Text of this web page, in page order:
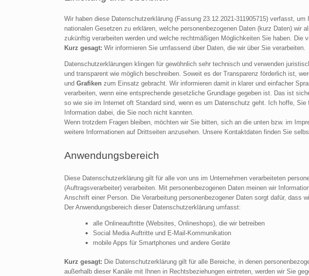
Wir haben diese Datenschutzerklärung (Fassung 23.12.2021-311905715) verfasst, um
nationalen Gesetzen zu erklären, welche personenbezogenen Daten (kurz Daten)
zukünftig verarbeiten werden und welche rechtmäßigen Möglichkeiten Sie haben. Die
Kurz gesagt: Wir informieren Sie umfassend über Daten, die wir über Sie verarbeiten.
Datenschutzerklärungen klingen für gewöhnlich sehr technisch und verwenden
und transparent wie möglich beschreiben. Soweit es der Transparenz förderlich ist,
und Grafiken zum Einsatz gebracht. Wir informieren damit in klarer und einfacher
verarbeiten, wenn eine entsprechende gesetzliche Grundlage gegeben ist. Das ist
so wie sie im Internet oft Standard sind, wenn es um Datenschutz geht. Ich hoffe,
Information dabei, die Sie noch nicht kannten.
Wenn trotzdem Fragen bleiben, möchten wir Sie bitten, sich an die unten bzw. im
weitere Informationen auf Drittseiten anzusehen. Unsere Kontaktdaten finden Sie
Anwendungsbereich
Diese Datenschutzerklärung gilt für alle von uns im Unternehmen verarbeiteten
(Auftragsverarbeiter) verarbeiten. Mit personenbezogenen Daten meinen wir
Anschrift einer Person. Die Verarbeitung personenbezogener Daten sorgt dafür, dass
Der Anwendungsbereich dieser Datenschutzerklärung umfasst:
alle Onlineauftritte (Websites, Onlineshops), die wir betreiben
Social Media Auftritte und E-Mail-Kommunikation
mobile Apps für Smartphones und andere Geräte
Kurz gesagt: Die Datenschutzerklärung gilt für alle Bereiche, in denen
außerhalb dieser Kanäle mit Ihnen in Rechtsbeziehungen eintreten, werden wir Sie